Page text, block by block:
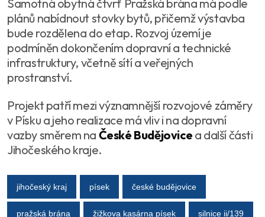
Samotná obytná čtvrť Pražská brána má podle
plánů nabídnout stovky bytů, přičemž výstavba
bude rozdělena do etap. Rozvoj území je
podmíněn dokončením dopravní a technické
infrastruktury, včetně sítí a veřejných
prostranství.
Projekt patří mezi významnější rozvojové záměry
v Písku a jeho realizace má vliv i na dopravní
vazby směrem na České Budějovice a další části
Jihočeského kraje.
jihočeský kraj písek české budějovice
pražská brána žižkova kasárna písek silnice ii/139